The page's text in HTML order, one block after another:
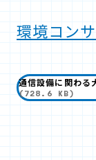
環境コン
通信設備に関わる
(728.6 KB)